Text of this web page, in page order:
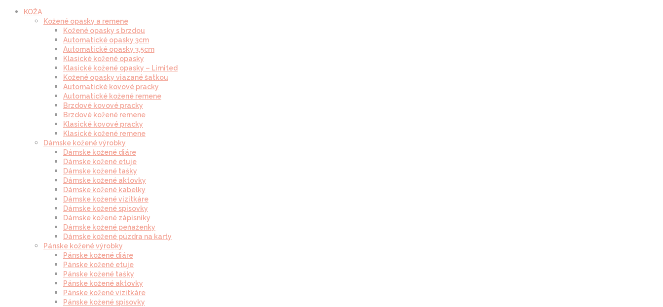
KOŽA
Kožené opasky a remene
Kožené opasky s brzdou
Automatické opasky 3cm
Automatické opasky 3.5cm
Klasické kožené opasky
Klasické kožené opasky – Limited
Kožené opasky viazané šatkou
Automatické kovové pracky
Automatické kožené remene
Brzdové kovové pracky
Brzdové kožené remene
Klasické kovové pracky
Klasické kožené remene
Dámske kožené výrobky
Dámske kožené diáre
Dámske kožené etuje
Dámske kožené tašky
Dámske kožené aktovky
Dámske kožené kabelky
Dámske kožené vizitkáre
Dámske kožené spisovky
Dámske kožené zápisníky
Dámske kožené peňaženky
Dámske kožené púzdra na karty
Pánske kožené výrobky
Pánske kožené diáre
Pánske kožené etuje
Pánske kožené tašky
Pánske kožené aktovky
Pánske kožené vizitkáre
Pánske kožené spisovky